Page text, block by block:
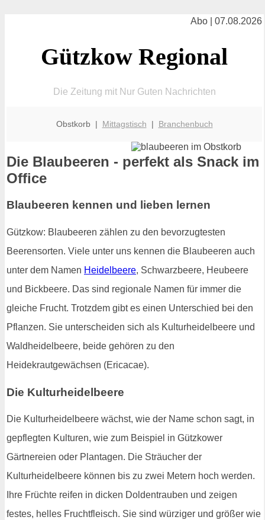
Abo | 07.08.2026
Gützkow Regional
Die Zeitung mit Nur Guten Nachrichten
Obstkorb | Mittagstisch | Branchenbuch
Die Blaubeeren - perfekt als Snack im
Office
Blaubeeren kennen und lieben lernen
Gützkow: Blaubeeren zählen zu den bevorzugtesten
Beerensorten. Viele unter uns kennen die Blaubeeren auch
unter dem Namen Heidelbeere, Schwarzbeere, Heubeere
und Bickbeere. Das sind regionale Namen für immer die
gleiche Frucht. Trotzdem gibt es einen Unterschied bei den
Pflanzen. Sie unterscheiden sich als Kulturheidelbeere und
Waldheidelbeere, beide gehören zu den
Heidekrautgewächsen (Ericacae).
Die Kulturheidelbeere
Die Kulturheidelbeere wächst, wie der Name schon sagt, in
gepflegten Kulturen, wie zum Beispiel in Gützkower
Gärtnereien oder Plantagen. Die Sträucher der
Kulturheidelbeere können bis zu zwei Metern hoch werden.
Ihre Früchte reifen in dicken Doldentrauben und zeigen
festes, helles Fruchtfleisch. Sie sind würziger und größer wie